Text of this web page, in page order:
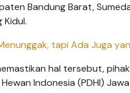
Bandung Barat,
tapi Ada Juga
hal tersebut,
Indonesia (PDHI)